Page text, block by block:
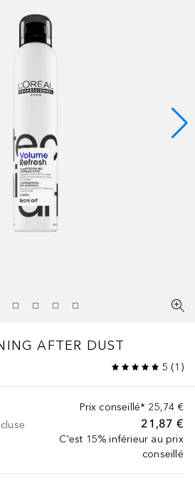
AFTER DUST
5 (1 )
Prix conseillé* 25,74 €
21,87 €
C'est 15% inférieur au prix
conseillé